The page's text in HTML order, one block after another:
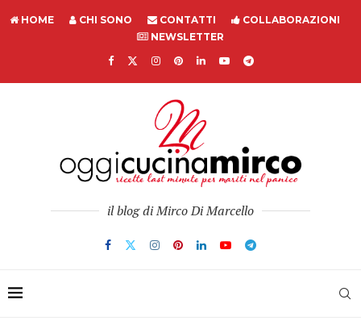
HOME CHI SONO CONTATTI
COLLABORAZIONI
NEWSLETTER
il blog di Mirco Di Marcello